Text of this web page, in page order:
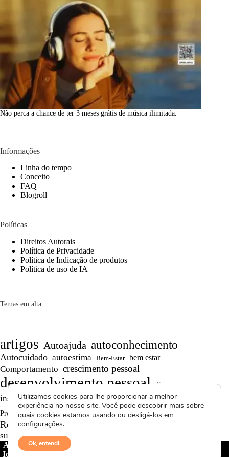
Não perca a chance de ter 3 meses grátis de música ilimitada.
Informações
Linha do tempo
Conceito
FAQ
Blogroll
Políticas
Direitos Autorais
Política de Privacidade
Política de Indicação de produtos
Política de uso de IA
Temas em alta
artigos Autoajuda autoconhecimento
Autocuidado autoestima Bem-Estar bem estar
Comportamento crescimento pessoal
desenvolvimento pessoal dicas
inspiração Motivação Persistência produtividade
Projetos autorais reflexão Reflexões
Reflexões de Vida
superação textos curtos
Avctoris Copyright ©
Ideias
Utilizamos cookies para lhe proporcionar a melhor
experiência no nosso site. Você pode descobrir mais sobre
quais cookies estamos usando ou desligá-los em
configurações.
Ok, entendi.